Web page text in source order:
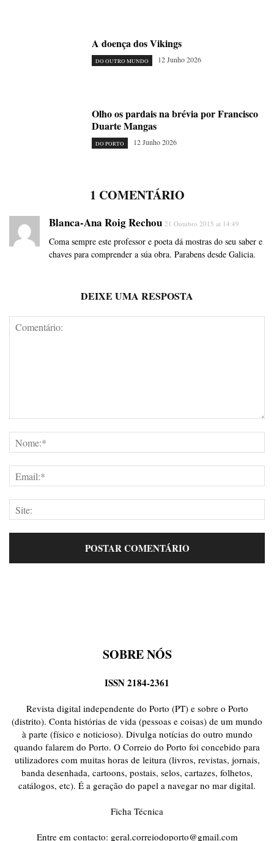
A doença dos Vikings
DO OUTRO MUNDO 12 Junho 2026
Olho os pardais na brévia por Francisco
Duarte Mangas
DO PORTO 12 Junho 2026
1 COMENTÁRIO
Blanca-Ana Roig Rechou 21 Outubro 2015 at 14:49
Coma sempre este professor e poeta dá mostras do seu saber e
chaves para comprender a súa obra. Parabens desde Galicia.
DEIXE UMA RESPOSTA
SOBRE NÓS
ISSN 2184-2361
Revista digital independente do Porto (PT) e sobre o Porto
(distrito). Conta histórias de vida (pessoas e coisas) de um mundo
à parte (físico e noticioso). Divulga notícias do outro mundo
quando falarem do Porto. O Correio do Porto foi concebido para
utilizadores com muitas horas de leitura (livros, revistas, jornais,
banda desenhada, cartoons, postais, selos, cartazes, folhetos,
catálogos, etc). É a geração do papel a navegar no mar digital.
Ficha Técnica
Entre em contacto: geral.correiodoporto@gmail.com